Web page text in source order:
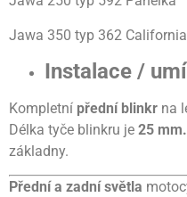
Jawa 350 typ 362
Instalace /
Kompletní přední blinkr na
Délka tyče blinkru je 25 mm.
základny.
Přední a zadní světla